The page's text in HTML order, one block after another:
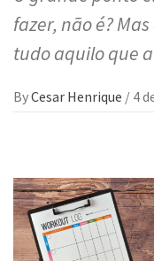
fazer, não é?
tudo aquilo que
ByCesar Henrique / 4